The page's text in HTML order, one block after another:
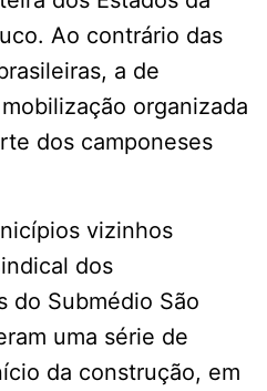
Ao contrário das
a de
organizada
dos camponeses
vizinhos
dos
do Submédio São
uma série de
da construção, em